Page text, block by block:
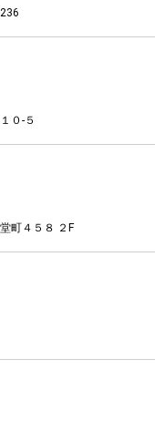
０-５
町４５８ ２F